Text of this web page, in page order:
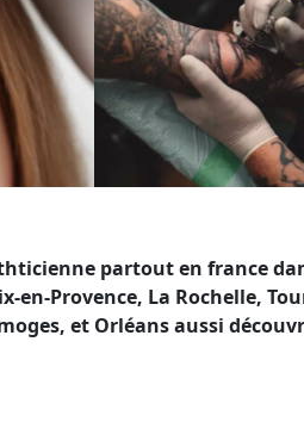
partout en france
Provence, La Rochelle,
et Orléans aussi